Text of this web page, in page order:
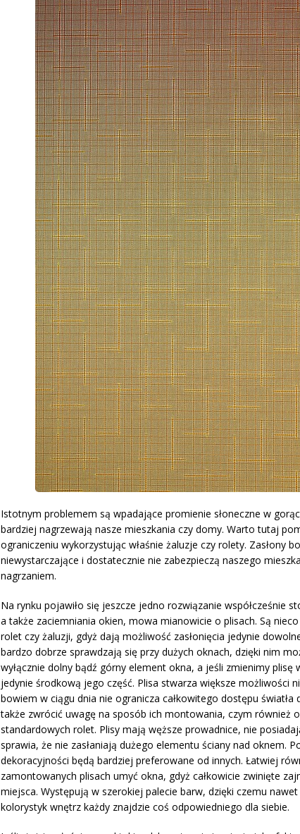
Istotnym problemem są wpadające promienie słoneczne w
bardziej nagrzewają nasze mieszkania czy domy. Warto tutaj
ograniczeniu wykorzystując właśnie żaluzje czy rolety. Zasłony
niewystarczające i dostatecznie nie zabezpieczą naszego
nagrzaniem.
Na rynku pojawiło się jeszcze jedno rozwiązanie współcześnie
a także zaciemniania okien, mowa mianowicie o plisach. Są
rolet czy żaluzji, gdyż dają możliwość zasłonięcia jedynie
bardzo dobrze sprawdzają się przy dużych oknach, dzięki nim
wyłącznie dolny bądź górny element okna, a jeśli zmienimy plisę
jedynie środkową jego część. Plisa stwarza większe możliwości
bowiem w ciągu dnia nie ogranicza całkowitego dostępu światła
także zwrócić uwagę na sposób ich montowania, czym również
standardowych rolet. Plisy mają węższe prowadnice, nie
sprawia, że nie zasłaniają dużego elementu ściany nad oknem.
dekoracyjności będą bardziej preferowane od innych. Łatwiej
zamontowanych plisach umyć okna, gdyż całkowicie zwinięte
miejsca. Występują w szerokiej palecie barw, dzięki czemu
kolorystyk wnętrz każdy znajdzie coś odpowiedniego dla siebie.